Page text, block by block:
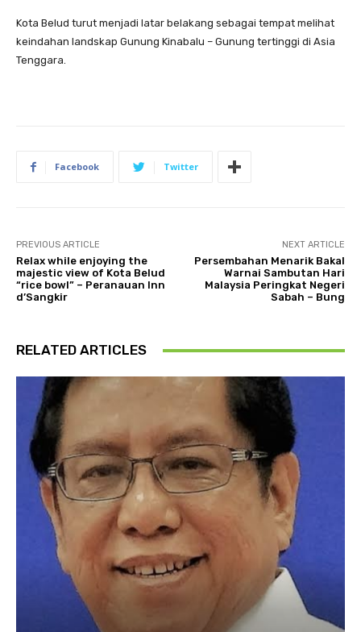
Kota Belud turut menjadi latar belakang sebagai tempat melihat
keindahan landskap Gunung Kinabalu – Gunung tertinggi di Asia
Tenggara.
Facebook Twitter
PREVIOUS ARTICLE
Relax while enjoying the
majestic view of Kota Belud
“rice bowl” – Peranauan Inn
d’Sangkir
NEXT ARTICLE
Persembahan Menarik Bakal
Warnai Sambutan Hari
Malaysia Peringkat Negeri
Sabah – Bung
RELATED ARTICLES